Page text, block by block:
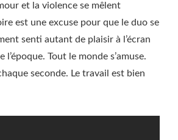
et la violence se mêlent
est une excuse pour que le duo se
senti autant de plaisir à l’écran
l’époque. Tout le monde s’amuse.
seconde. Le travail est bien